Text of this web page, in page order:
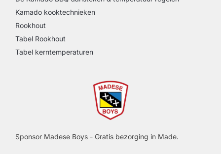
Kamado kooktechnieken
Rookhout
Tabel Rookhout
Tabel kerntemperaturen
Sponsor Madese Boys - Gratis bezorging in Made.